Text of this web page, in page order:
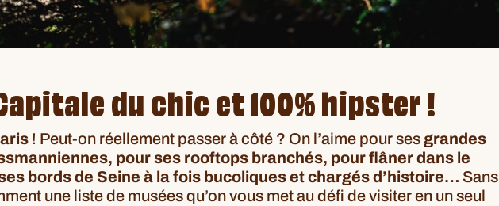
du chic et 100% hipster !
! Peut-on réellement passer à côté ? On l’aime pour ses grandes
pour ses rooftops branchés, pour flâner dans le
bords de Seine à la fois bucoliques et chargés d’histoire… Sans
une liste de musées qu’on vous met au défi de visiter en un seul